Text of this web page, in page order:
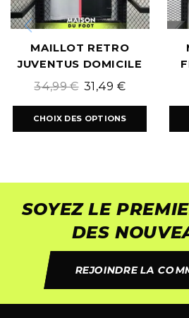
MAILLOT RETRO
JUVENTUS DOMICILE
2019/2020
34,99€ 31,49 €
CHOIX DES OPTIONS
SOYEZ LE
DES
REJOINDRE LA